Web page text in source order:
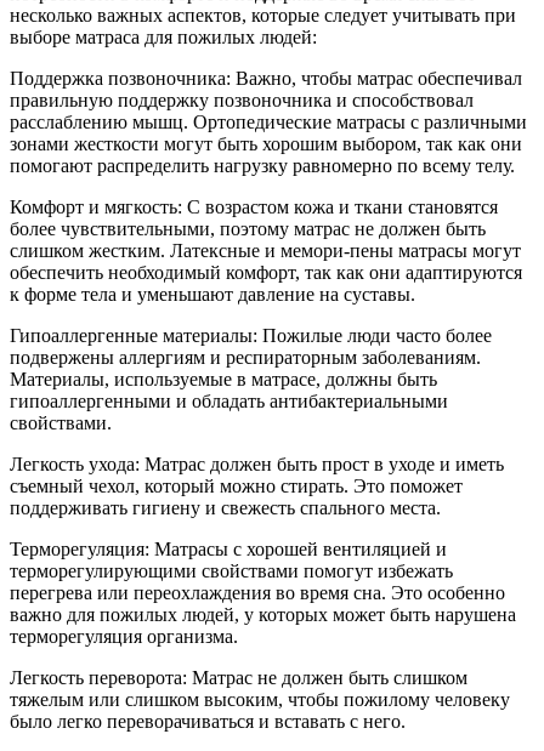
несколько важных аспектов, которые следует учитывать при
выборе матраса для пожилых людей:
Поддержка позвоночника: Важно, чтобы матрас обеспечивал
правильную поддержку позвоночника и способствовал
расслаблению мышц. Ортопедические матрасы с различными
зонами жесткости могут быть хорошим выбором, так как они
помогают распределить нагрузку равномерно по всему телу.
Комфорт и мягкость: С возрастом кожа и ткани становятся
более чувствительными, поэтому матрас не должен быть
слишком жестким. Латексные и мемори-пены матрасы могут
обеспечить необходимый комфорт, так как они адаптируются
к форме тела и уменьшают давление на суставы.
Гипоаллергенные материалы: Пожилые люди часто более
подвержены аллергиям и респираторным заболеваниям.
Материалы, используемые в матрасе, должны быть
гипоаллергенными и обладать антибактериальными
свойствами.
Легкость ухода: Матрас должен быть прост в уходе и иметь
съемный чехол, который можно стирать. Это поможет
поддерживать гигиену и свежесть спального места.
Терморегуляция: Матрасы с хорошей вентиляцией и
терморегулирующими свойствами помогут избежать
перегрева или переохлаждения во время сна. Это особенно
важно для пожилых людей, у которых может быть нарушена
терморегуляция организма.
Легкость переворота: Матрас не должен быть слишком
тяжелым или слишком высоким, чтобы пожилому человеку
было легко переворачиваться и вставать с него.